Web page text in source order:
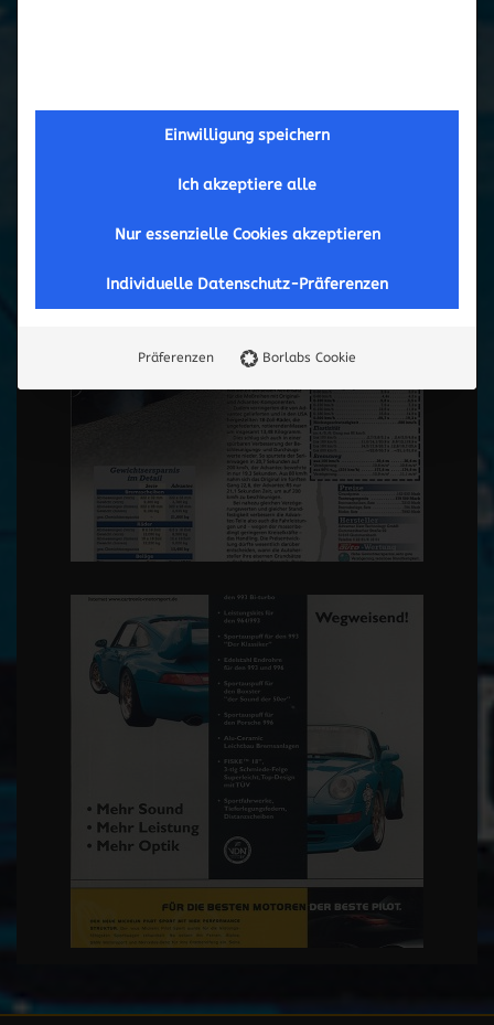
Einwilligung speichern
Ich akzeptiere alle
Nur essenzielle Cookies akzeptieren
Individuelle Datenschutz-Präferenzen
Präferenzen Borlabs Cookie